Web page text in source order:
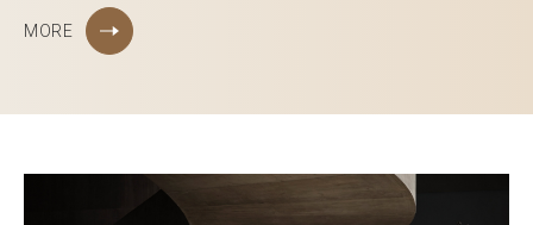
MORE